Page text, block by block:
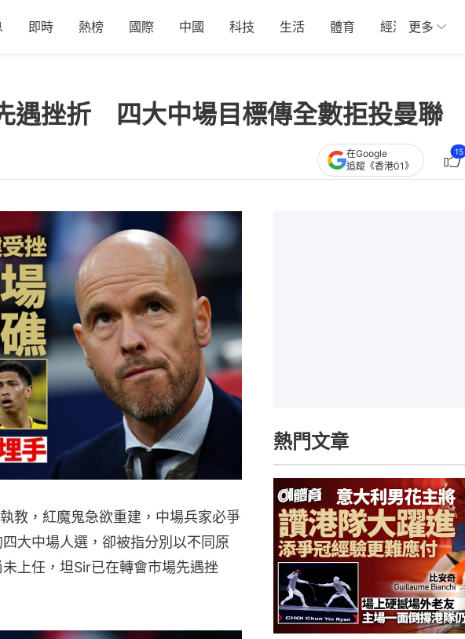
即時 熱榜 國際 中國 科技 生活 體育 經濟 01深圳
更多
遇挫折 四大中場目標傳全數拒投曼聯
在Google
追蹤《香港01》
15
教，紅魔鬼急欲重建，中場兵家必爭
大中場人選，卻被指分別以不同原
上任，坦Sir已在轉會市場先遇挫
熱門文章